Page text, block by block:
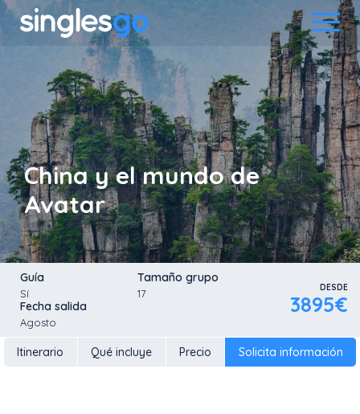
China y el mundo de
Avatar
Guía
Sí
Tamaño grupo
17
Fecha salida
Agosto
DESDE
3895€
Itinerario Qué incluye Precio Solicita información